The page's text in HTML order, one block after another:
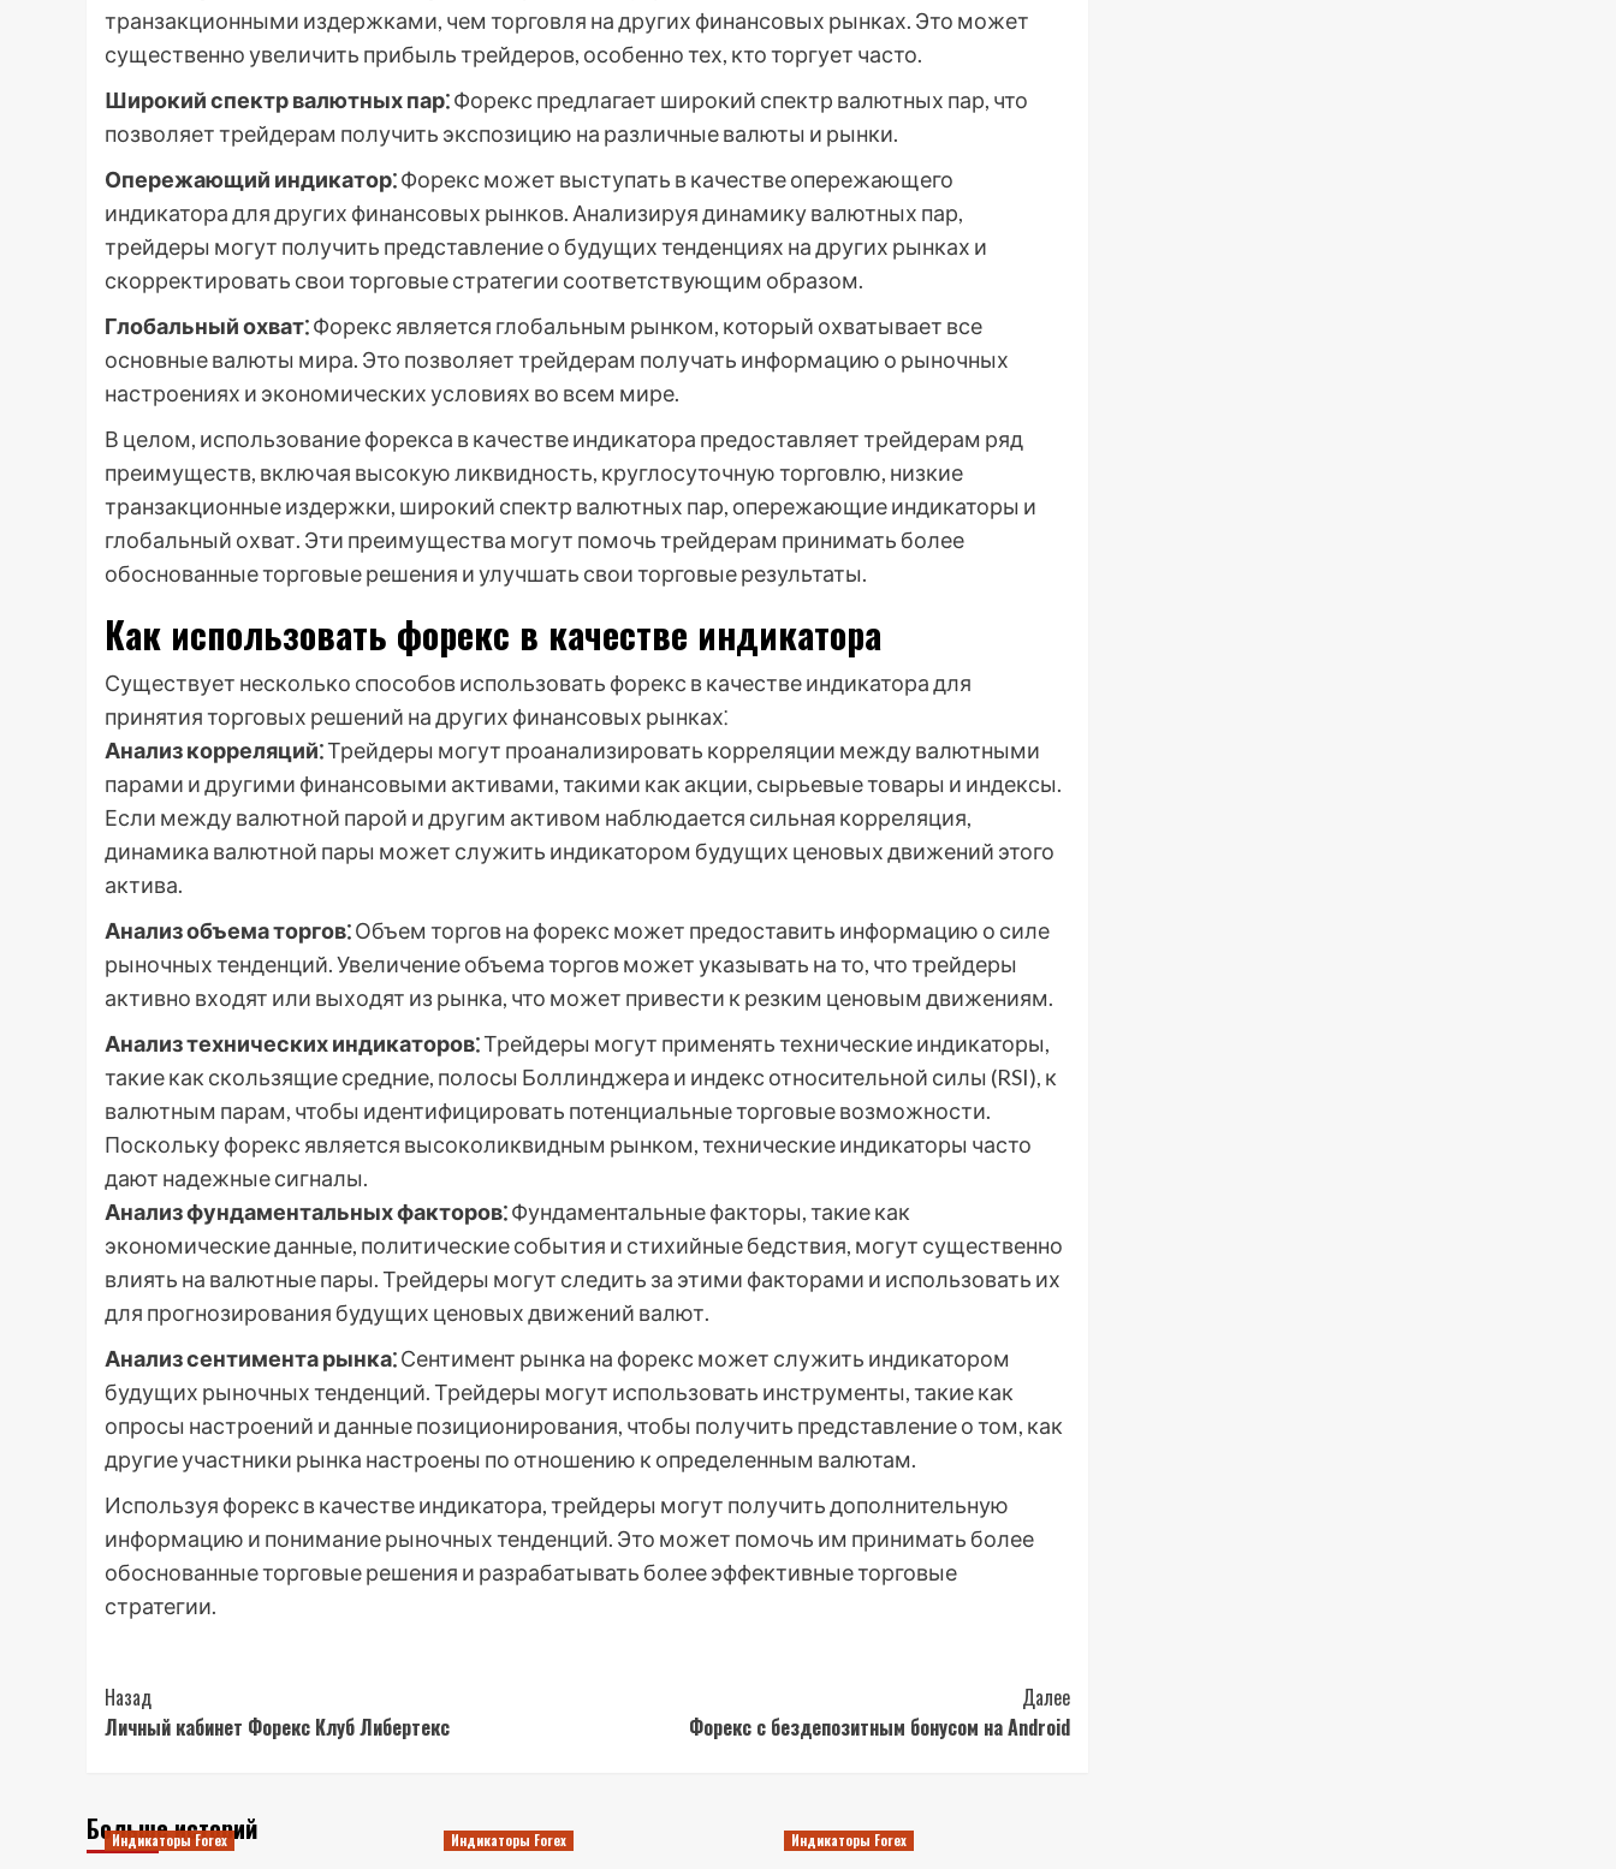
транзакционными издержками, чем торговля на других финансовых рынках. Это может
существенно увеличить прибыль трейдеров, особенно тех, кто торгует часто.
Широкий спектр валютных пар⁚Форекс предлагает широкий спектр валютных пар, что
позволяет трейдерам получить экспозицию на различные валюты и рынки.
Опережающий индикатор⁚Форекс может выступать в качестве опережающего
индикатора для других финансовых рынков. Анализируя динамику валютных пар,
трейдеры могут получить представление о будущих тенденциях на других рынках и
скорректировать свои торговые стратегии соответствующим образом.
Глобальный охват⁚Форекс является глобальным рынком, который охватывает все
основные валюты мира. Это позволяет трейдерам получать информацию о рыночных
настроениях и экономических условиях во всем мире.
В целом, использование форекса в качестве индикатора предоставляет трейдерам ряд
преимуществ, включая высокую ликвидность, круглосуточную торговлю, низкие
транзакционные издержки, широкий спектр валютных пар, опережающие индикаторы и
глобальный охват. Эти преимущества могут помочь трейдерам принимать более
обоснованные торговые решения и улучшать свои торговые результаты.
Как использовать форекс в качестве индикатора
Существует несколько способов использовать форекс в качестве индикатора для
принятия торговых решений на других финансовых рынках⁚
Анализ корреляций⁚Трейдеры могут проанализировать корреляции между валютными
парами и другими финансовыми активами, такими как акции, сырьевые товары и индексы.
Если между валютной парой и другим активом наблюдается сильная корреляция,
динамика валютной пары может служить индикатором будущих ценовых движений этого
актива.
Анализ объема торгов⁚Объем торгов на форекс может предоставить информацию о силе
рыночных тенденций. Увеличение объема торгов может указывать на то, что трейдеры
активно входят или выходят из рынка, что может привести к резким ценовым движениям.
Анализ технических индикаторов⁚Трейдеры могут применять технические индикаторы,
такие как скользящие средние, полосы Боллинджера и индекс относительной силы (RSI), к
валютным парам, чтобы идентифицировать потенциальные торговые возможности.
Поскольку форекс является высоколиквидным рынком, технические индикаторы часто
дают надежные сигналы.
Анализ фундаментальных факторов⁚Фундаментальные факторы, такие как
экономические данные, политические события и стихийные бедствия, могут существенно
влиять на валютные пары. Трейдеры могут следить за этими факторами и использовать их
для прогнозирования будущих ценовых движений валют.
Анализ сентимента рынка⁚Сентимент рынка на форекс может служить индикатором
будущих рыночных тенденций. Трейдеры могут использовать инструменты, такие как
опросы настроений и данные позиционирования, чтобы получить представление о том, как
другие участники рынка настроены по отношению к определенным валютам.
Используя форекс в качестве индикатора, трейдеры могут получить дополнительную
информацию и понимание рыночных тенденций. Это может помочь им принимать более
обоснованные торговые решения и разрабатывать более эффективные торговые
стратегии.
Post
Navigation
Назад
Личный кабинет Форекс Клуб Либертекс
Далее
Форекс с бездепозитным бонусом на Android
Больше историй
Индикаторы Forex Индикаторы Forex Индикаторы Forex